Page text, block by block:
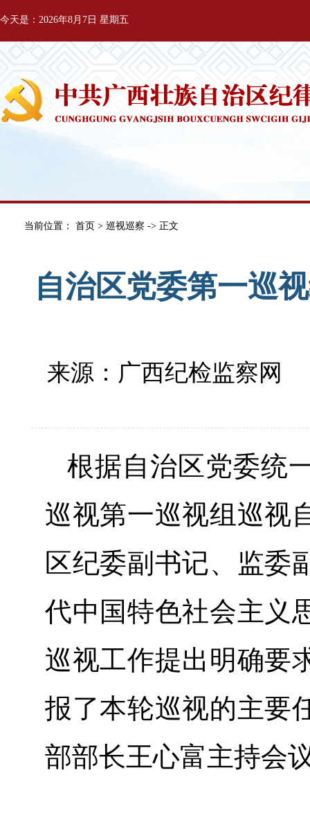
今天是：2026年8月7日 星期五
当前位置： 首页 > 巡视巡察 -> 正文
自治区党委第一巡
来源：广西纪检监察网
根据自治区党委统
巡视第一巡视组巡视
区纪委副书记、监委
代中国特色社会主义
巡视工作提出明确要
报了本轮巡视的主要
部部长王心富主持会